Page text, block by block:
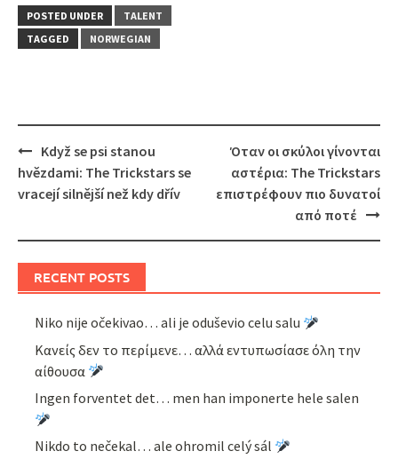
POSTED UNDER
TALENT
TAGGED
NORWEGIAN
Post
navigation
Když se psi stanou
hvězdami: The Trickstars se
vracejí silnější než kdy dřív
Όταν οι σκύλοι γίνονται
αστέρια: The Trickstars
επιστρέφουν πιο δυνατοί
από ποτέ
RECENT POSTS
Niko nije očekivao… ali je oduševio celu salu
Κανείς δεν το περίμενε… αλλά εντυπωσίασε όλη την
αίθουσα
Ingen forventet det… men han imponerte hele salen
Nikdo to nečekal… ale ohromil celý sál